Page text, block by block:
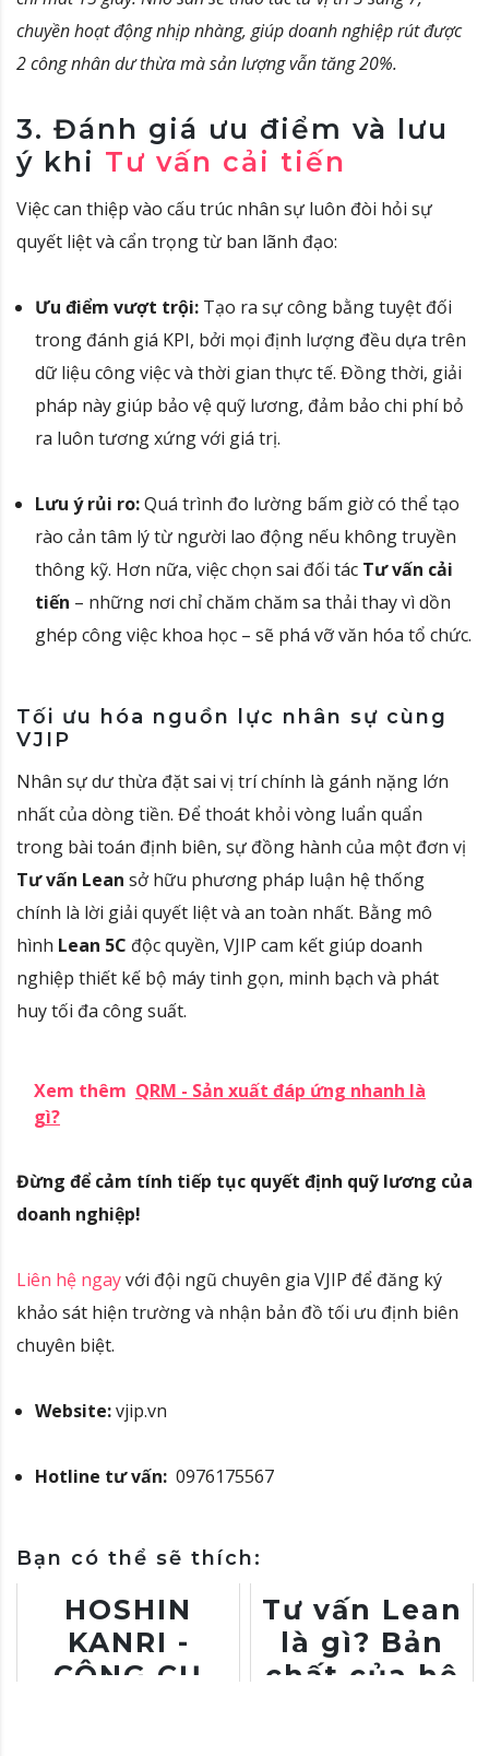
chuyền hoạt động nhịp nhàng, giúp doanh nghiệp rút được
2 công nhân dư thừa mà sản lượng vẫn tăng 20%.
3. Đánh giá ưu điểm và lưu
ý khi Tư vấn cải tiến
Việc can thiệp vào cấu trúc nhân sự luôn đòi hỏi sự
quyết liệt và cẩn trọng từ ban lãnh đạo:
Ưu điểm vượt trội: Tạo ra sự công bằng tuyệt đối
trong đánh giá KPI, bởi mọi định lượng đều dựa trên
dữ liệu công việc và thời gian thực tế. Đồng thời, giải
pháp này giúp bảo vệ quỹ lương, đảm bảo chi phí bỏ
ra luôn tương xứng với giá trị.
Lưu ý rủi ro:Quá trình đo lường bấm giờ có thể tạo
rào cản tâm lý từ người lao động nếu không truyền
thông kỹ. Hơn nữa, việc chọn sai đối tác Tư vấn cải
tiến – những nơi chỉ chăm chăm sa thải thay vì dồn
ghép công việc khoa học – sẽ phá vỡ văn hóa tổ chức.
Tối ưu hóa nguồn lực nhân sự cùng
VJIP
Nhân sự dư thừa đặt sai vị trí chính là gánh nặng lớn
nhất của dòng tiền. Để thoát khỏi vòng luẩn quẩn
trong bài toán định biên, sự đồng hành của một đơn vị
Tư vấn Lean sở hữu phương pháp luận hệ thống
chính là lời giải quyết liệt và an toàn nhất. Bằng mô
hình Lean 5C độc quyền, VJIP cam kết giúp doanh
nghiệp thiết kế bộ máy tinh gọn, minh bạch và phát
huy tối đa công suất.
Xem thêm QRM - Sản xuất đáp ứng nhanh là
gì?
Đừng để cảm tính tiếp tục quyết định quỹ lương của
doanh nghiệp!
Liên hệ ngayvới đội ngũ chuyên gia VJIP để đăng ký
khảo sát hiện trường và nhận bản đồ tối ưu định biên
chuyên biệt.
Website:vjip.vn
Hotline tư vấn: 0976175567
Bạn có thể sẽ thích:
HOSHIN
KANRI -
CÔNG CỤ
Tư vấn Lean
là gì? Bản
chất của hệ